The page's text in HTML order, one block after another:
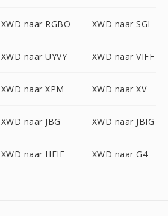
XWD naar RGBO XWD naar SGI
XWD naar UYVY XWD naar VIFF
XWD naar XPM XWD naar XV
XWD naar JBG XWD naar JBIG
XWD naar HEIF XWD naar G4